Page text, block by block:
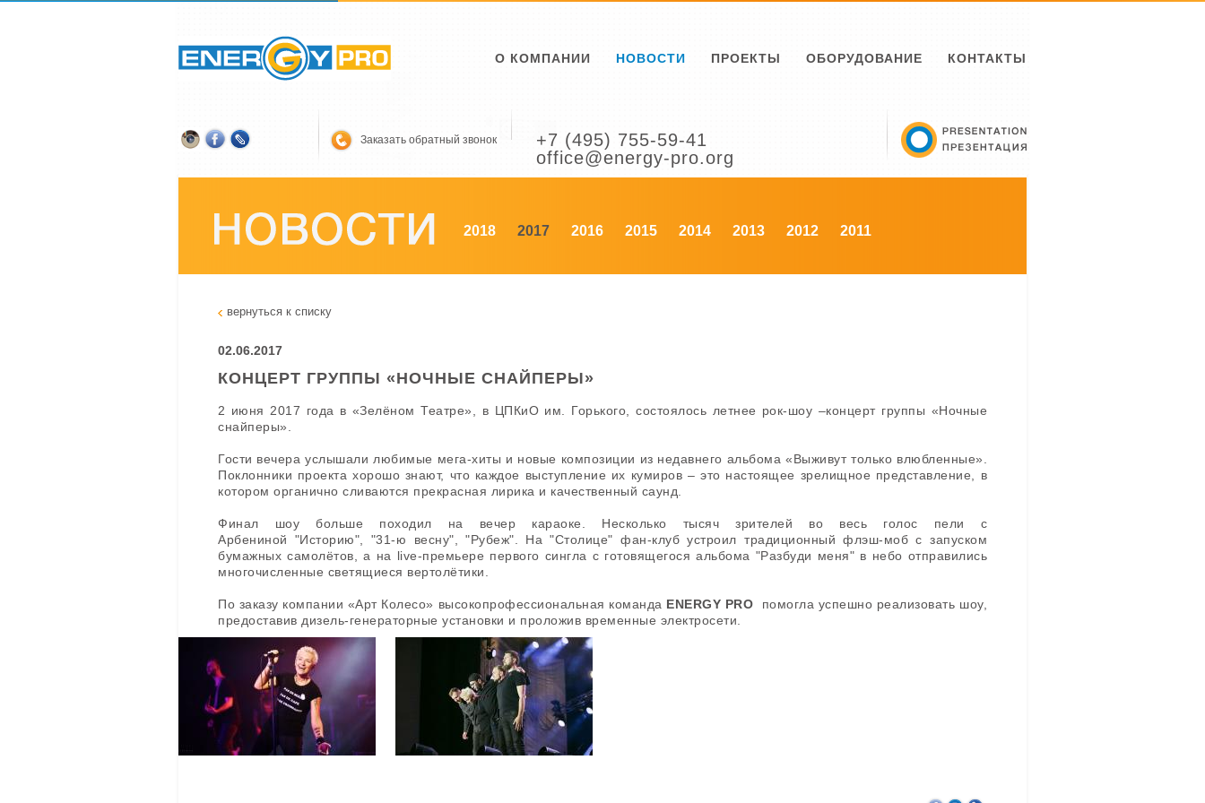
О КОМПАНИИ НОВОСТИ ПРОЕКТЫ ОБОРУДОВАНИЕ КОНТАКТЫ
Заказать обратный звонок
+7 (495) 755-59-41
office@energy-pro.org
2018 2017 2016 2015 2014 2013 2012 2011
вернуться к списку
02.06.2017
КОНЦЕРТ ГРУППЫ «НОЧНЫЕ СНАЙПЕРЫ»
2 июня 2017 года в «Зелёном Театре», в ЦПКиО им. Горького, состоялось летнее рок-шоу –концерт группы «Ночные
снайперы».
Гости вечера услышали любимые мега-хиты и новые композиции из недавнего альбома «Выживут только влюбленные».
Поклонники проекта хорошо знают, что каждое выступление их кумиров – это настоящее зрелищное представление, в
котором органично сливаются прекрасная лирика и качественный саунд.
Финал шоу больше походил на вечер караоке. Несколько тысяч зрителей во весь голос пели с
Арбениной "Историю", "31-ю весну", "Рубеж". На "Столице" фан-клуб устроил традиционный флэш-моб с запуском
бумажных самолётов, а на live-премьере первого сингла с готовящегося альбома "Разбуди меня" в небо отправились
многочисленные светящиеся вертолётики.
По заказу компании «Арт Колесо» высокопрофессиональная команда ENERGY PRO помогла успешно реализовать шоу,
предоставив дизель-генераторные установки и проложив временные электросети.